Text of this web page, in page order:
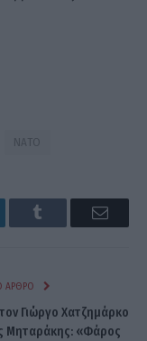
ΝΑΤΟ
Tumblr Email
ΆΡΘΡΟ
Γιώργο Χατζημάρκο
Μηταράκης: «Φάρος